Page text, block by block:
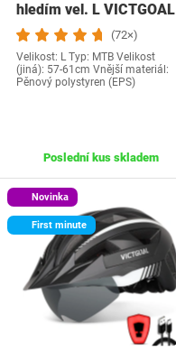
hledím vel. L VICTGOAL
(72×)
Velikost: L Typ: MTB Velikost
(jiná): 57-61cm Vnější materiál:
Pěnový polystyren (EPS)
Poslední kus skladem
Novinka
First minute